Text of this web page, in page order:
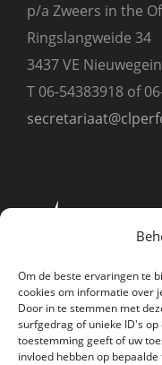
Om de beste ervaringen te
cookies om informatie over
Door in te stemmen met
surfgedrag of unieke ID's
toestemming geeft of uw
invloed hebben op
p/a Zweers in the
Ringslangweide 34
3437 VE Nieuwegein
T 06-54383918 of